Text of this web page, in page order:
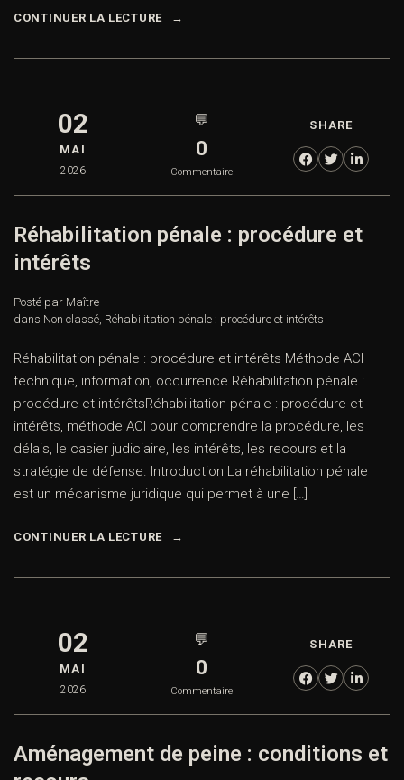
CONTINUER LA LECTURE
02
MAI
2026
💬
0
Commentaire
SHARE
Réhabilitation pénale : procédure et
intérêts
Posté par Maître
dans Non classé, Réhabilitation pénale : procédure et intérêts
Réhabilitation pénale : procédure et intérêts Méthode ACI —
technique, information, occurrence Réhabilitation pénale :
procédure et intérêtsRéhabilitation pénale : procédure et
intérêts, méthode ACI pour comprendre la procédure, les
délais, le casier judiciaire, les intérêts, les recours et la
stratégie de défense. Introduction La réhabilitation pénale
est un mécanisme juridique qui permet à une […]
CONTINUER LA LECTURE
02
MAI
2026
💬
0
Commentaire
SHARE
Aménagement de peine : conditions et